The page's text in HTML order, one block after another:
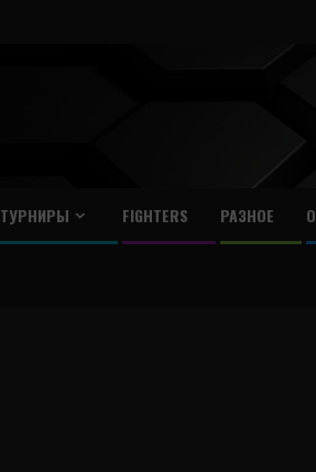
ТУРНИРЫ FIGHTERS РАЗНОЕ